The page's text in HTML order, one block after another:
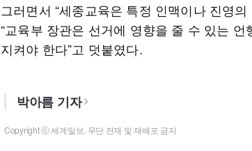
그러면서 “세종교육은 특정 인맥이나 진영
“교육부 장관은 선거에 영향을 줄 수 있는
지켜야 한다”고 덧붙였다.
박아름 기자
Copyright ⓒ 세계일보. 무단 전재 및 재배포 금지